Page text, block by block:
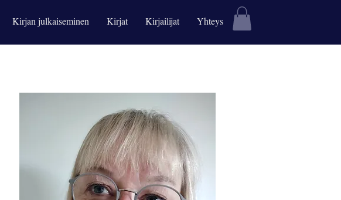
Kirjan julkaiseminen Kirjat Kirjailijat Yhteys